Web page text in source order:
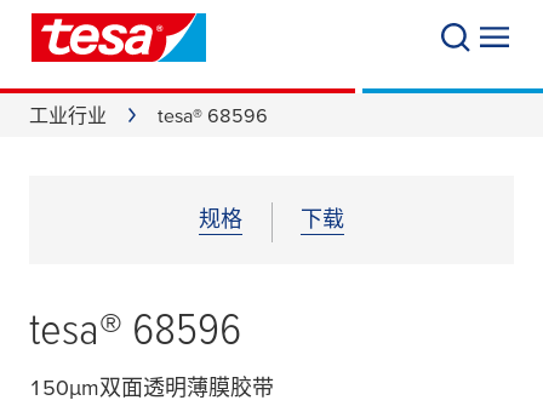
工业行业 tesa® 68596
规格 下载
tesa® 68596
150μm双面透明薄膜胶带